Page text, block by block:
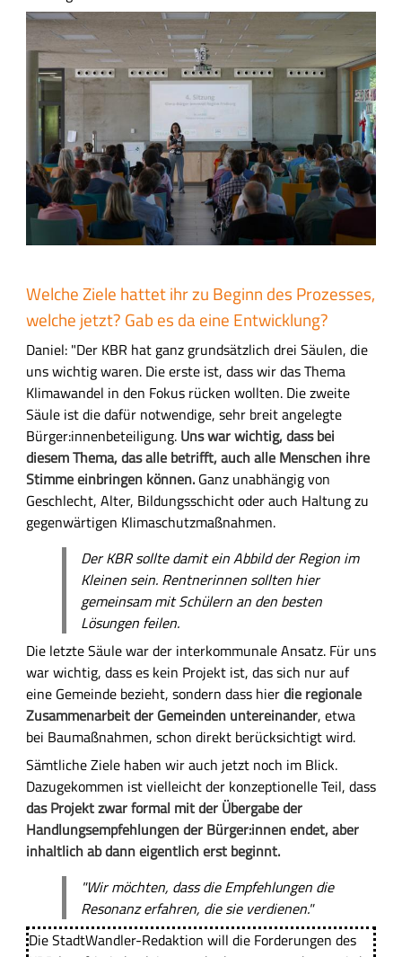
B
Welche Ziele hattet ihr zu Beginn des Prozesses,
welche jetzt? Gab es da eine Entwicklung?
Daniel: "Der KBR hat ganz grundsätzlich drei Säulen, die
uns wichtig waren. Die erste ist, dass wir das Thema
Klimawandel in den Fokus rücken wollten. Die zweite
Säule ist die dafür notwendige, sehr breit angelegte
Bürger:innenbeteiligung.Uns war wichtig, dass bei
diesem Thema, das alle betrifft, auch alle Menschen ihre
Stimme einbringen können.Ganz unabhängig von
Geschlecht, Alter, Bildungsschicht oder auch Haltung zu
gegenwärtigen Klimaschutzmaßnahmen.
Der KBR sollte damit ein Abbild der Region im
Kleinen sein. Rentnerinnen sollten hier
gemeinsam mit Schülern an den besten
Lösungen feilen.
Die letzte Säule war der interkommunale Ansatz. Für uns
war wichtig, dass es kein Projekt ist, das sich nur auf
eine Gemeinde bezieht, sondern dass hierdie regionale
Zusammenarbeit der Gemeinden untereinander, etwa
bei Baumaßnahmen, schon direkt berücksichtigt wird.
Sämtliche Ziele haben wir auch jetzt noch im Blick.
Dazugekommen ist vielleicht der konzeptionelle Teil, dass
das Projekt zwar formal mit der Übergabe der
Handlungsempfehlungen der Bürger:innen endet, aber
inhaltlich ab dann eigentlich erst beginnt.
"Wir möchten, dass die Empfehlungen die
Resonanz erfahren, die sie verdienen."
Die StadtWandler-Redaktion will die Forderungen des